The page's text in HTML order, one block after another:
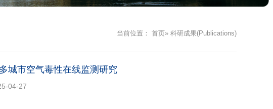
当前位置： 首页» 科研成果(Publications)
城市空气毒性在线监测研究
04-27